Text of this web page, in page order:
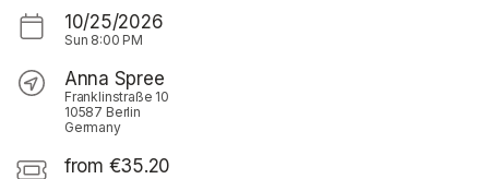
10/25/2026
Sun 8:00 PM
Anna Spree
Franklinstraße 10
10587 Berlin
Germany
from €35.20